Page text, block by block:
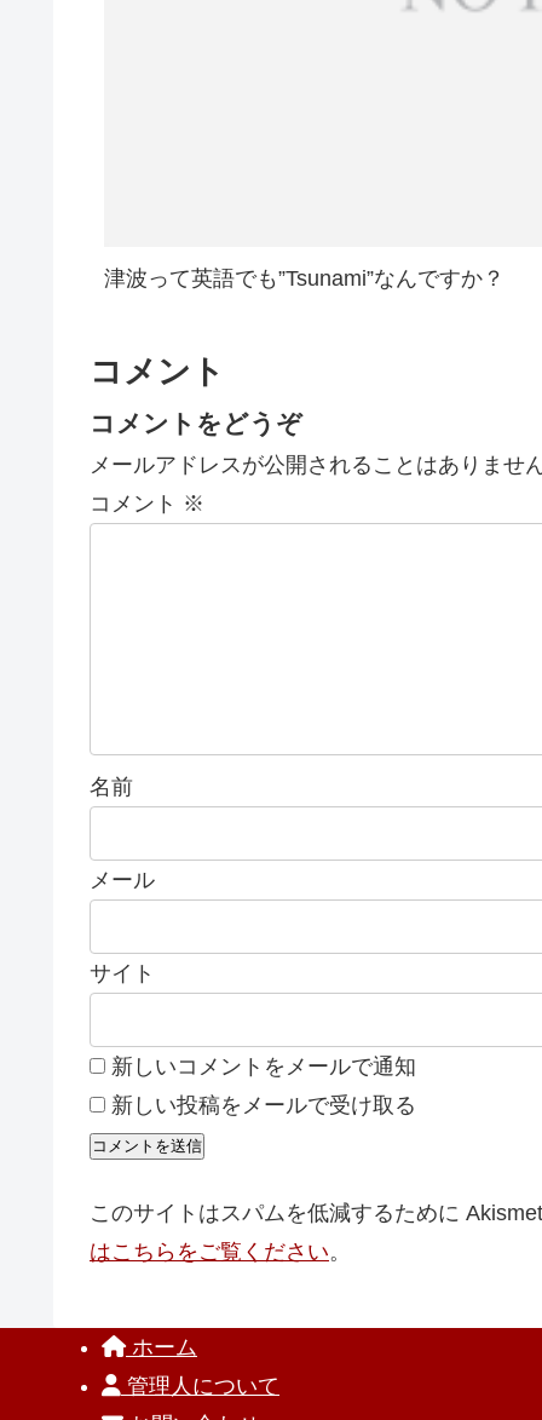
津波って英語でも”Tsunami”なんですか？
コメント
コメントをどうぞ
メールアドレスが公開されることはありませ
コメント ※
名前
メール
サイト
新しいコメントをメールで通知
新しい投稿をメールで受け取る
このサイトはスパムを低減するために
はこちらをご覧ください。
ホーム
管理人について